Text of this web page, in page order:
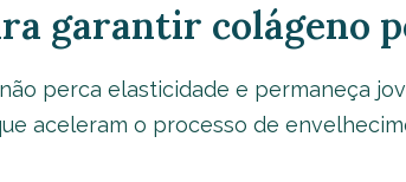
garantir colágeno
perca elasticidade e permaneça
aceleram o processo de